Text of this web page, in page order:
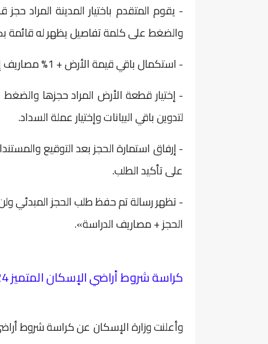
- يقوم المتقدم باختيار المدينة المراد
والضغط على كلمة تفاصيل يظهر له قائمة
- استكمال باقي قيمة الأرض + 1% مصاريف إدارية + 0.5 % مجلس أمناء من إجمالي قيمة الأرض.
- إختيار قطعة الأرض المراد حجزها
لتدوين باقي البيانات وإختيار عملة السداد.
- إرفاق استمارة الحجز بعد التوقيع
على تأكيد الطلب.
- تظهر رسالة تم حفظ طلب الحجز المبدئي
الحجز + مصاريف الدراسة».
كراسة شروط أراضي الإسكان المتميز 2024